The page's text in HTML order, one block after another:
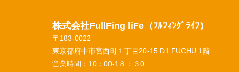
株式会社FullFing liFe（ﾌﾙﾌｨﾝｸﾞﾗｲﾌ）
〒183-0022
東京都府中市宮西町１丁目20-15 D1 FUCHU 1階
営業時間： 10：00-1８：３0